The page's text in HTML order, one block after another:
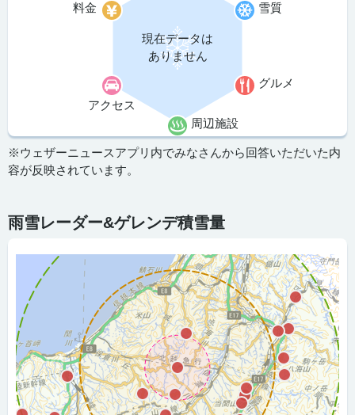
現在データは
ありません
周辺施設
雪質
アクセス
グルメ
料金
※ウェザーニュースアプリ内でみなさんから回答いただいた内
容が反映されています。
雨雪レーダー&ゲレンデ積雪量